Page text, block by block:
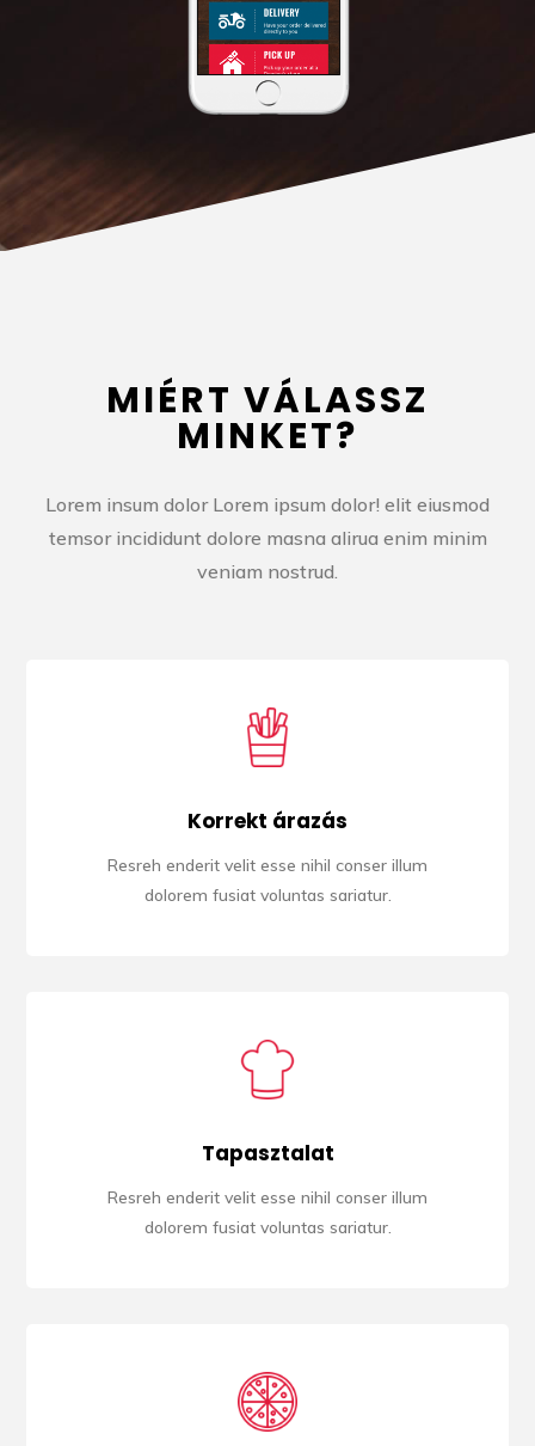
MIÉRT VÁLASSZ
MINKET?
Lorem insum dolor Lorem ipsum dolor! elit eiusmod
temsor incididunt dolore masna alirua enim minim
veniam nostrud.
Korrekt árazás
Resreh enderit velit esse nihil conser illum
dolorem fusiat voluntas sariatur.
Tapasztalat
Resreh enderit velit esse nihil conser illum
dolorem fusiat voluntas sariatur.